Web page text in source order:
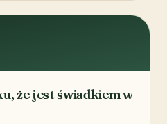
że jest świadkiem w